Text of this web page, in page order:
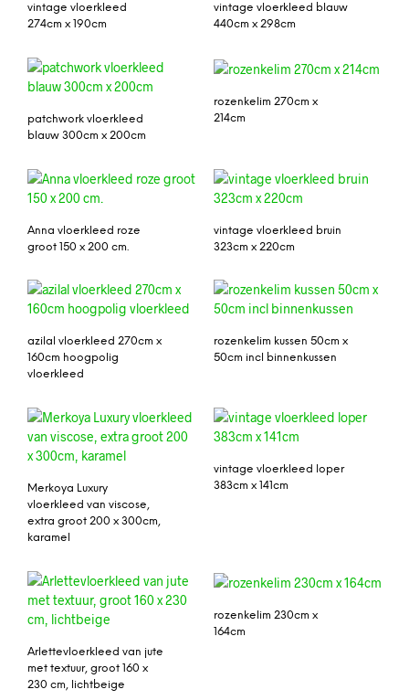
vintage vloerkleed
274cm x 190cm
vintage vloerkleed blauw
440cm x 298cm
patchwork vloerkleed
blauw 300cm x 200cm
rozenkelim 270cm x
214cm
Anna vloerkleed roze
groot 150 x 200 cm.
vintage vloerkleed bruin
323cm x 220cm
azilal vloerkleed 270cm x
160cm hoogpolig
vloerkleed
rozenkelim kussen 50cm x
50cm incl binnenkussen
Merkoya Luxury
vloerkleed van viscose,
extra groot 200 x 300cm,
karamel
vintage vloerkleed loper
383cm x 141cm
Arlettevloerkleed van jute
met textuur, groot 160 x
230 cm, lichtbeige
rozenkelim 230cm x
164cm